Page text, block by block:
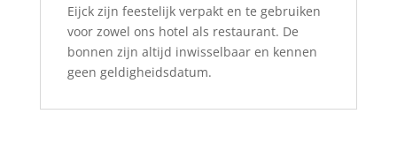
Eijck zijn feestelijk verpakt en te gebruiken
voor zowel ons hotel als restaurant. De
bonnen zijn altijd inwisselbaar en kennen
geen geldigheidsdatum.